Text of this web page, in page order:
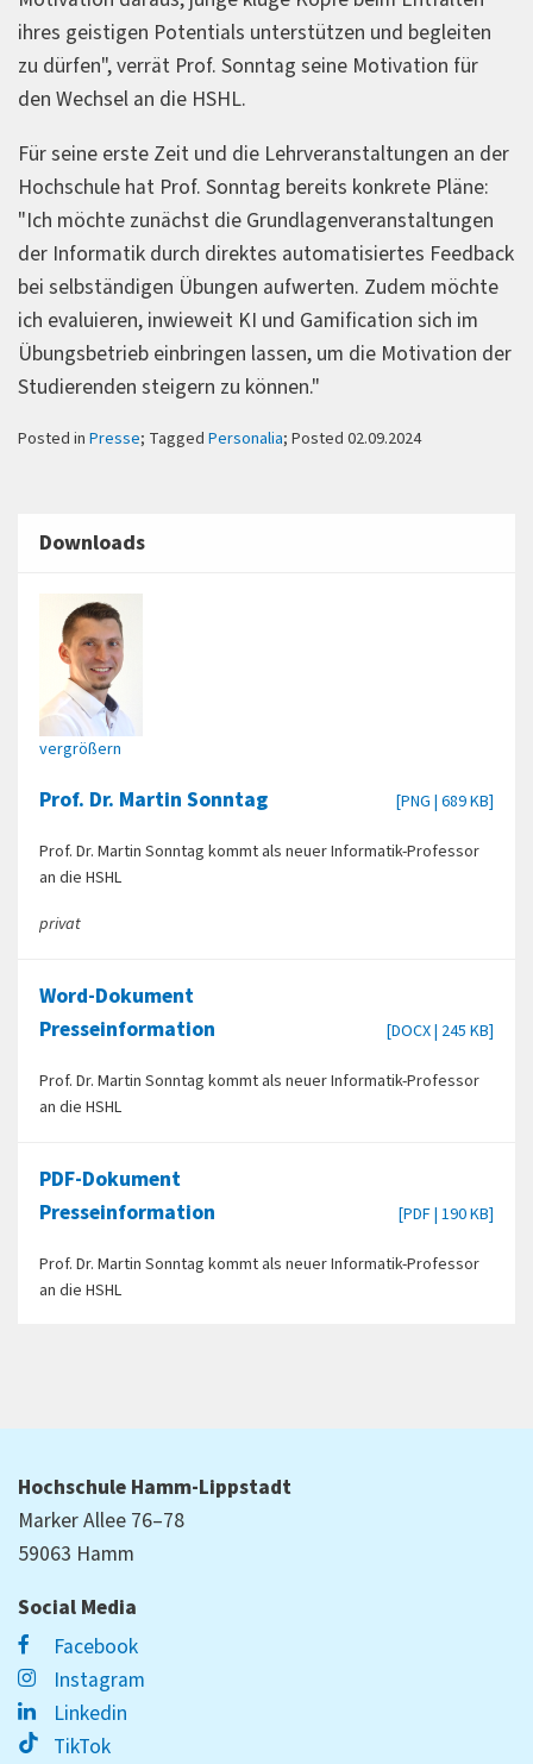
ihres geistigen Potentials unterstützen und begleiten
zu dürfen", verrät Prof. Sonntag seine Motivation für
den Wechsel an die HSHL.
Für seine erste Zeit und die Lehrveranstaltungen an der
Hochschule hat Prof. Sonntag bereits konkrete Pläne:
"Ich möchte zunächst die Grundlagenveranstaltungen
der Informatik durch direktes automatisiertes Feedback
bei selbständigen Übungen aufwerten. Zudem möchte
ich evaluieren, inwieweit KI und Gamification sich im
Übungsbetrieb einbringen lassen, um die Motivation der
Studierenden steigern zu können."
Posted in Presse; Tagged Personalia; Posted 02.09.2024
Downloads
vergrößern
Prof. Dr. Martin Sonntag [PNG | 689 KB]
Prof. Dr. Martin Sonntag kommt als neuer Informatik-Professor
an die HSHL
privat
Word-Dokument
Presseinformation
[DOCX | 245 KB]
Prof. Dr. Martin Sonntag kommt als neuer Informatik-Professor
an die HSHL
PDF-Dokument
Presseinformation
[PDF | 190 KB]
Prof. Dr. Martin Sonntag kommt als neuer Informatik-Professor
an die HSHL
Hochschule Hamm-Lippstadt
Marker Allee 76–78
59063 Hamm
Social Media
Facebook
Instagram
Linkedin
TikTok